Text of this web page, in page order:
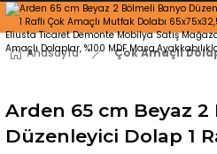
250₺ ve Üzeri
5'er cm Aralıklarla 35 cm'den 100
% 100 Mdf Tekerlekli Masa ile Uzun
Kaliteli hizmet, güvenli
Anasayfa Çok Amaçlı
Arden 65 cm Beyaz
Düzenleyici Dolap 1